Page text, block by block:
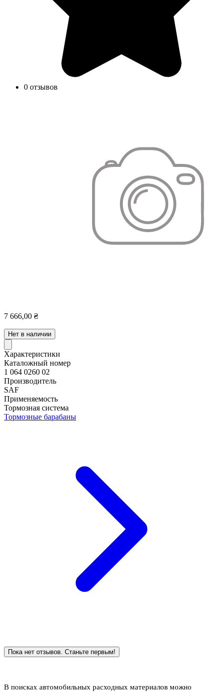
0 отзывов
7 666,00 ₴
Нет в наличии
Характеристики
Каталожный номер
1 064 0260 02
Производитель
SAF
Применяемость
Тормозная система
Тормозные барабаны
Пока нет отзывов. Станьте первым!
В поисках автомобильных расходных материалов можно